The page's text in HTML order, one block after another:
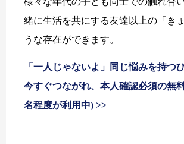
緒に生活を共にする友達以上の「き
うな存在ができます。
「一人じゃないよ」同じ悩みを持つ
今すぐつながれ、本人確認必須の無
名程度が利用中) >>